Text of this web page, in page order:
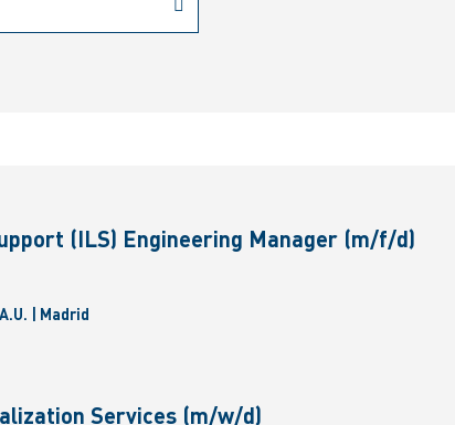
(ILS) Engineering Manager (m/f/d)
| Madrid
Services (m/w/d)